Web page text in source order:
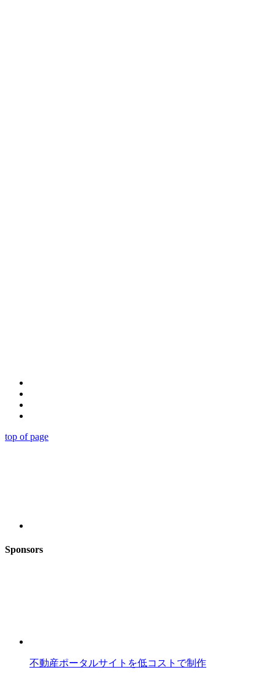
top of page
Sponsors
不動産ポータルサイトを低コストで制作